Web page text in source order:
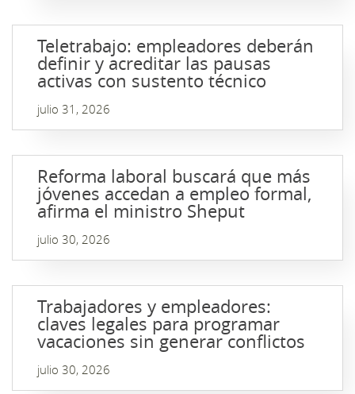
Teletrabajo: empleadores deberán
definir y acreditar las pausas
activas con sustento técnico
julio 31, 2026
Reforma laboral buscará que más
jóvenes accedan a empleo formal,
afirma el ministro Sheput
julio 30, 2026
Trabajadores y empleadores:
claves legales para programar
vacaciones sin generar conflictos
julio 30, 2026